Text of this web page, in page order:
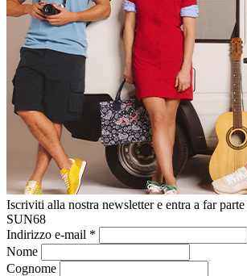
Iscriviti alla nostra newsletter e entra a far
SUN68
Indirizzo e-mail *
Nome
Cognome